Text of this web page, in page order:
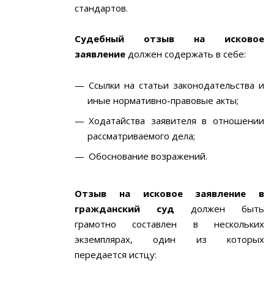
стандартов.
Судебный отзыв на исковое
заявление должен содержать в себе:
Ссылки на статьи законодательства и
иные нормативно-правовые акты;
Ходатайства заявителя в отношении
рассматриваемого дела;
Обоснование возражений.
Отзыв на исковое заявление в
гражданский суд должен быть
грамотно составлен в нескольких
экземплярах, один из которых
передается истцу: